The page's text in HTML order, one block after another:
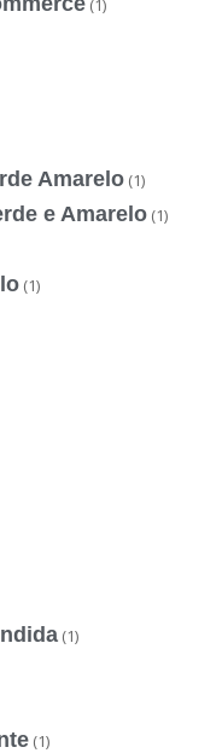
(1)
Amarelo (1)
e Amarelo (1)
(1)
(1)
(1)